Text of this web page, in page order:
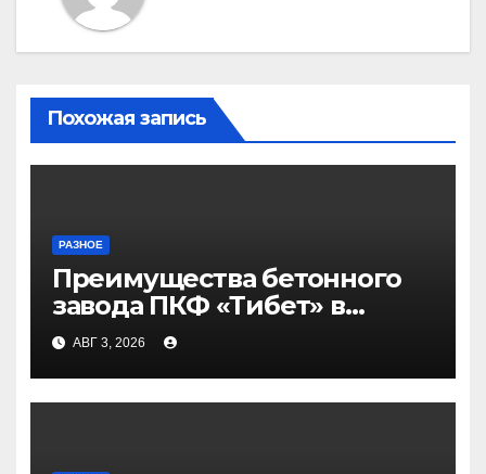
Похожая запись
РАЗНОЕ
Преимущества бетонного
завода ПКФ «Тибет» в
Волгограде и Волжском
АВГ 3, 2026